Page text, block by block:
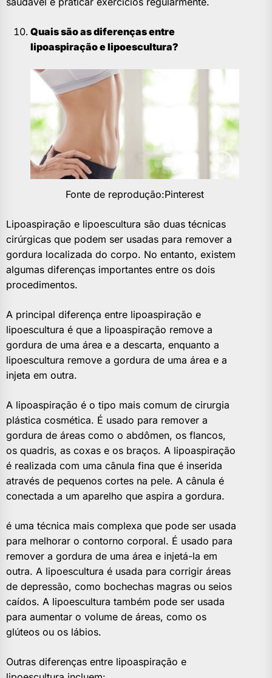
Quais são as diferenças entre
lipoaspiração e lipoescultura?
Fonte de reprodução:Pinterest
Lipoaspiração e lipoescultura são duas técnicas
cirúrgicas que podem ser usadas para remover a
gordura localizada do corpo. No entanto, existem
algumas diferenças importantes entre os dois
procedimentos.
A principal diferença entre lipoaspiração e
lipoescultura é que a lipoaspiração remove a
gordura de uma área e a descarta, enquanto a
lipoescultura remove a gordura de uma área e a
injeta em outra.
A lipoaspiração é o tipo mais comum de cirurgia
plástica cosmética. É usado para remover a
gordura de áreas como o abdômen, os flancos,
os quadris, as coxas e os braços. A lipoaspiração
é realizada com uma cânula fina que é inserida
através de pequenos cortes na pele. A cânula é
conectada a um aparelho que aspira a gordura.
é uma técnica mais complexa que pode ser usada
para melhorar o contorno corporal. É usado para
remover a gordura de uma área e injetá-la em
outra. A lipoescultura é usada para corrigir áreas
de depressão, como bochechas magras ou seios
caídos. A lipoescultura também pode ser usada
para aumentar o volume de áreas, como os
glúteos ou os lábios.
Outras diferenças entre lipoaspiração e